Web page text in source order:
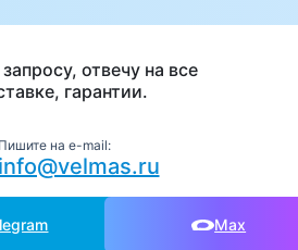
отвечу на все
гарантии.
Пишите на e-mail:
info@velmas.ru
Max